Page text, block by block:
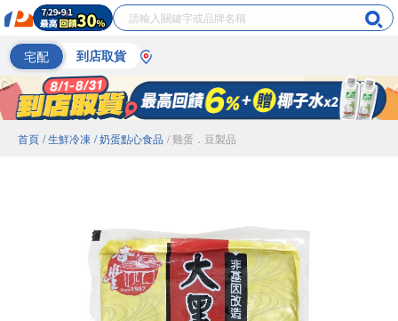
宅配 到店取貨
首頁 / 生鮮冷凍 / 奶蛋點心食品 / 雞蛋．豆製品